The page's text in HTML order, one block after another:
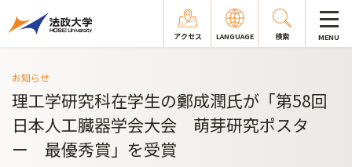
アクセス LANGUAGE 検索 MENU
お知らせ
理工学研究科在学生の鄭成潤氏が「第58回
日本人工臓器学会大会 萌芽研究ポスタ
ー 最優秀賞」を受賞